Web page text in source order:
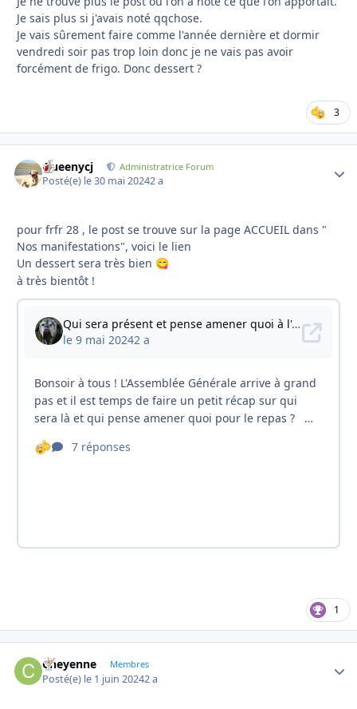
Je sais plus si j'avais noté qqchose.
Je vais sûrement faire comme l'année dernière et dormir
vendredi soir pas trop loin donc je ne vais pas avoir
forcément de frigo. Donc dessert ?
3
Queenycj Administratrice Forum
Posté(e) le 30 mai 20242 a
pour frfr 28 , le post se trouve sur la page ACCUEIL dans "
Nos manifestations", voici le lien
Un dessert sera très bien 😋
à très bientôt !
1
Cheyenne Membres
Posté(e) le 1 juin 20242 a